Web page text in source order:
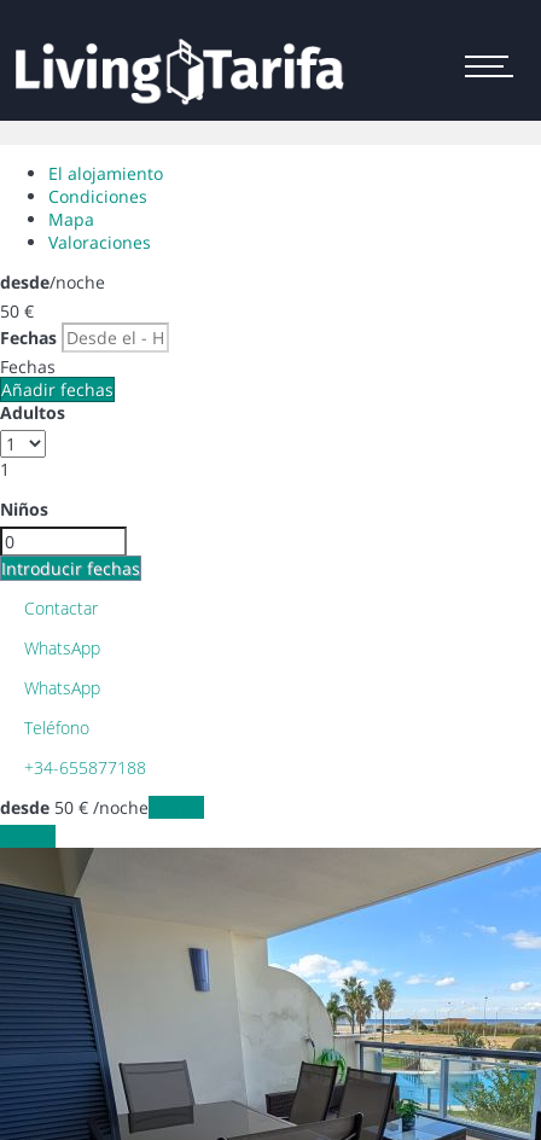
Menu
El alojamiento
Condiciones
Mapa
Valoraciones
desde/noche
50 €
Fechas
Fechas
Añadir fechas
Adultos
1
Niños
Introducir fechas
Contactar
WhatsApp
WhatsApp
Teléfono
+34-655877188
desde 50 € /noche